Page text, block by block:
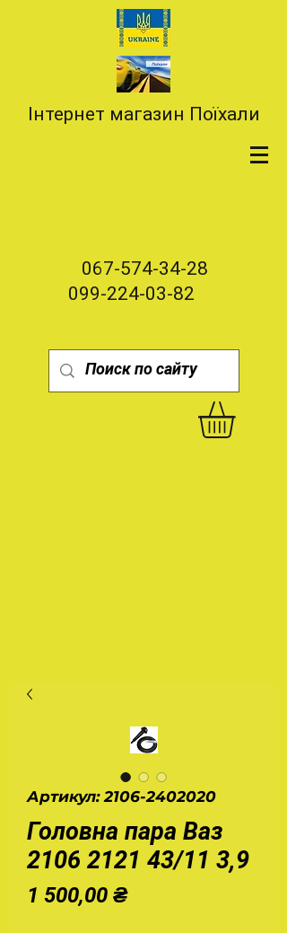
Інтернет магазин Поїхали
067-574-34-28
099-224-03-82
Артикул: 2106-2402020
Головна пара Ваз
2106 2121 43/11 3,9
1 500,00 ₴Ціна